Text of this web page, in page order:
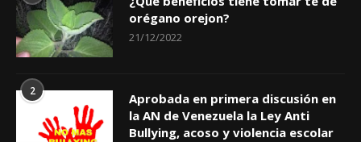
orégano orejon?
21/12/2022
2
Aprobada en primera discusión en
la AN de Venezuela la Ley Anti
Bullying, acoso y violencia escolar